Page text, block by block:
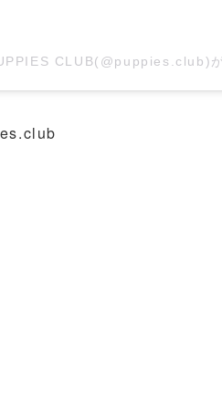
CLUB(@puppies.club)